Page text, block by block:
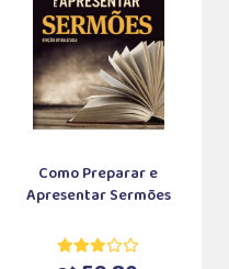
Como Preparar e
Apresentar Sermões